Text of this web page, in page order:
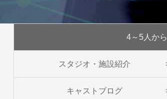
4～5人から
スタジオ・施設紹介
キャストブログ